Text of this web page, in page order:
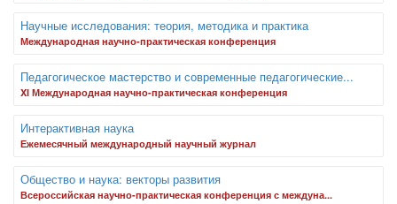
Научные исследования: теория, методика и практика
Международная научно-практическая конференция
Педагогическое мастерство и современные педагогические...
XI Международная научно-практическая конференция
Интерактивная наука
Ежемесячный международный научный журнал
Общество и наука: векторы развития
Всероссийская научно-практическая конференция с междуна...